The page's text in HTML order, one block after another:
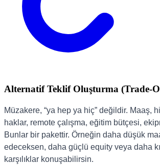
Alternatif Teklif Oluşturma (Trade-
Müzakere, “ya hep ya hiç” değildir. Maaş,
haklar, remote çalışma, eğitim bütçesi,
Bunlar bir pakettir. Örneğin daha düşük
edeceksen, daha güçlü equity veya daha
karşılıklar konuşabilirsin.